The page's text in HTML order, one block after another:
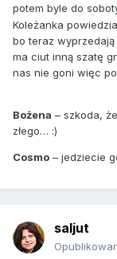
potem byle do
Koleżanka
bo teraz
ma ciut inną szatę
nas nie goni więc
Bożena – szkoda,
złego… :)
Cosmo – jedziecie
saljut